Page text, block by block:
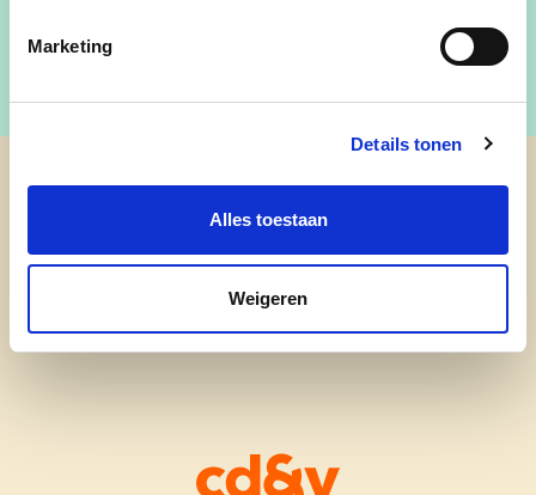
Marketing
Details tonen
Alles toestaan
Weigeren